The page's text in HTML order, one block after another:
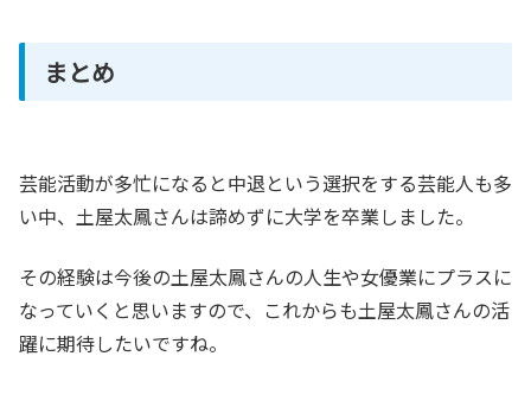
まとめ
芸能活動が多忙になると中退という選択をする芸能人も多
い中、土屋太鳳さんは諦めずに大学を卒業しました。
その経験は今後の土屋太鳳さんの人生や女優業にプラスに
なっていくと思いますので、これからも土屋太鳳さんの活
躍に期待したいですね。